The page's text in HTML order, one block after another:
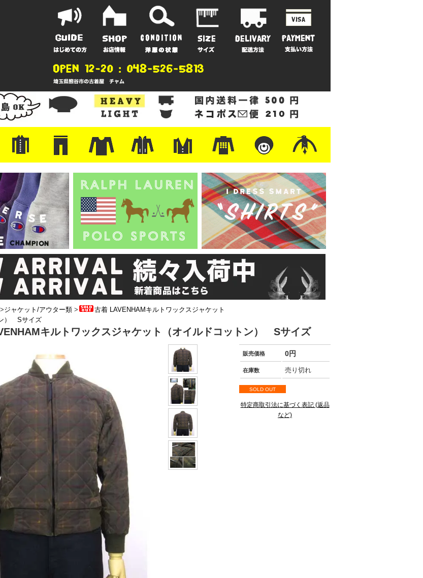
ーリング
・ラルフ/ブランド
・無地/チェック/ストライプ
・ワーク/ミリタリー/ウエスタ
・ネル/ウール ・ショートパンツ
・アウトドア/グラミチ
・ジーンズ/ペインター
・Levi's RED
・ミリタリー/ワーク
・コーデュロイ/スタプレ
・コットン/スラックス/チノ
・オーバーオール/つなぎ
・ジャージ/スウェット/ナイロ
ン
・セントジェームス/ルミノア
・ロンT/サーマル/ラグビー・プリント/半袖/スウェット
・チャンピオン/リバース
・パーカー ・デニム/コットン
・アウトドア/フリース
・ジャージ/ナイロン
・ミリタリー/ワーク
・ウール/レザー
・スーツ/ジレ
>ジャケット/アウター類 >
古着 LAVENHAMキルトワックスジャケット
） Sサイズ
キルトワックスジャケット（オイルドコットン） Sサイズ
販売価格 0円
在庫数 売り切れ
SOLD OUT
特定商取引法に基づく表記 (返品
など)